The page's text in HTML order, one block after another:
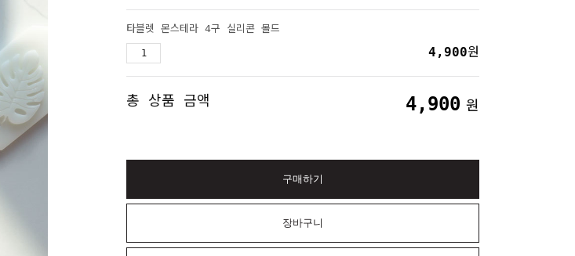
타블렛 몬스테라 4구 실리콘 몰드
4,900원
총 상품 금액 4,900 원
구매하기
장바구니